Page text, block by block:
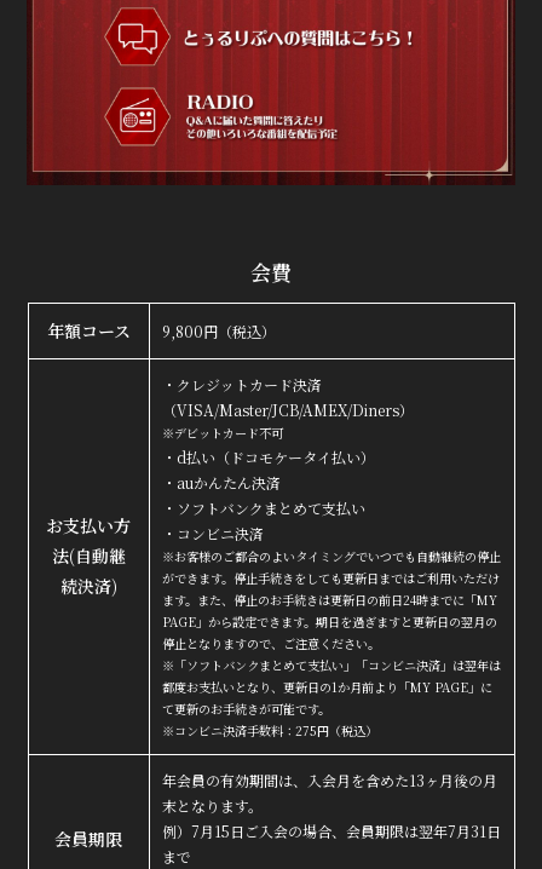
True&Lip
ファンクラブ
会員登録 ログイン
MOVIE
RADIO
PHOTO
Q&A
会費
年額コース 9,800円（税込）
お支払い方
法(自動継
続決済)
・クレジットカード決済
（VISA/Master/JCB/AMEX/Diners）
※デビットカード不可
・d払い（ドコモケータイ払い）
・auかんたん決済
・ソフトバンクまとめて支払い
・コンビニ決済
※お客様のご都合のよいタイミングでいつでも自動継続の停止
ができます。停止手続きをしても更新日まではご利用いただけ
ます。また、停止のお手続きは更新日の前日24時までに「MY
PAGE」から設定できます。期日を過ぎますと更新日の翌月の
停止となりますので、ご注意ください。
※「ソフトバンクまとめて支払い」「コンビニ決済」は翌年は
都度お支払いとなり、更新日の1か月前より「MY PAGE」に
て更新のお手続きが可能です。
※コンビニ決済手数料：275円（税込）
会員期限
年会員の有効期間は、入会月を含めた13ヶ月後の月
末となります。
例）7月15日ご入会の場合、会員期限は翌年7月31日
まで